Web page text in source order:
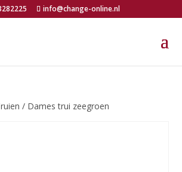
info@change-online.nl
/ Dames trui zeegroen